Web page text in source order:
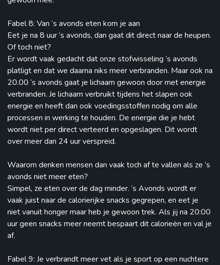
Fabel 8: Van ‘s avonds eten kom je aan
Eet je na 8 uur ‘s avonds, dan gaat dit direct naar de heupen.
Of toch niet?
Er wordt vaak gedacht dat onze stofwisseling ‘s avonds
platligt en dat we daarna niks meer verbranden. Maar ook na
20.00 ‘s avonds gaat je lichaam gewoon door met energie
verbranden. Je lichaam verbruikt tijdens het slapen ook
energie en heeft dan ook voedingsstoffen nodig om alle
processen in werking te houden. De energie die je hebt
wordt niet per direct verteerd en opgeslagen. Dit wordt
over meer dan 24 uur verspreid.
Waarom denken mensen dan vaak toch af te vallen als ze ‘s
avonds niet meer eten?
Simpel, ze eten over de dag minder. ‘s Avonds wordt er
vaak juist naar de calorierijke snacks gegrepen, en eet je
niet vanuit honger maar heb je gewoon trek. Als jij na 20:00
uur geen snacks meer neemt bespaart dit calorieën en val je
af.
Fabel 9: Je verbrandt meer vet als je sport op een nuchtere